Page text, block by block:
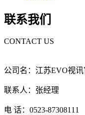
联系我们
CONTACT US
公司名：江苏EVO视
联系人：张经理
电 话：0523-87308111